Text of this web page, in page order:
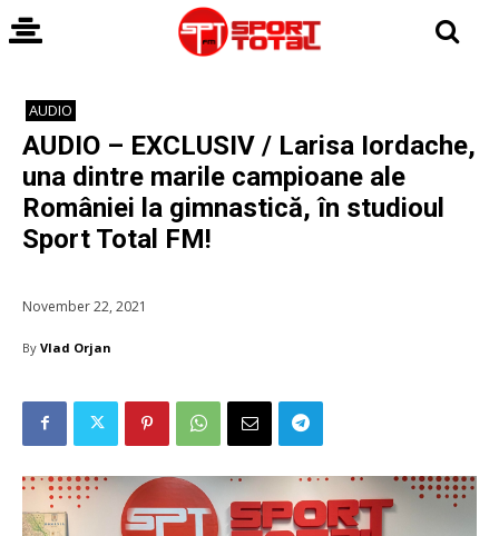
AUDIO
AUDIO – EXCLUSIV / Larisa Iordache,
una dintre marile campioane ale
României la gimnastică, în studioul
Sport Total FM!
November 22, 2021
By Vlad Orjan